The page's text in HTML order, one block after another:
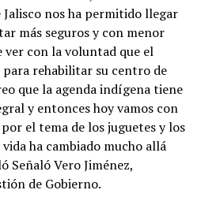
nos ha permitido llegar
más seguros y con menor
con la voluntad que el
rehabilitar su centro de
que la agenda indígena tiene
y entonces hoy vamos con
el tema de los juguetes y los
ha cambiado mucho allá
Señaló Vero Jiménez,
de Gobierno.